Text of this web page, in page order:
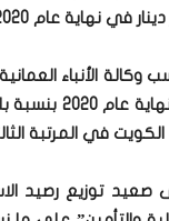
عام 2020، منها 19.5مليار دينار استثمار أجنبي مباشر.
وكالة الأنباء
في المرتبة الثالثة بنسبة 7.2 % ومن ثم مملكة
صعيد توزيع رصيد